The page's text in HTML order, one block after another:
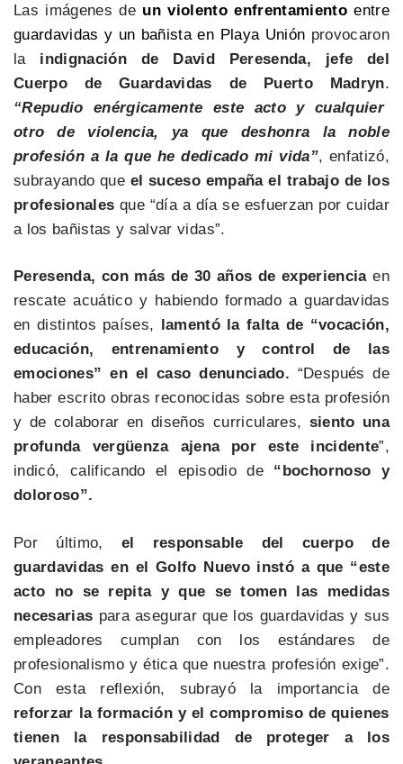
Las imágenes de un violento enfrentamiento entre
guardavidas y un bañista en Playa Unión provocaron
la indignación de David Peresenda, jefe del
Cuerpo de Guardavidas de Puerto Madryn.
“Repudio enérgicamente este acto y cualquier
otro de violencia, ya que deshonra la noble
profesión a la que he dedicado mi vida”, enfatizó,
subrayando que el suceso empaña el trabajo de los
profesionales que “día a día se esfuerzan por cuidar
a los bañistas y salvar vidas”.
Peresenda, con más de 30 años de experienciaen
rescate acuático y habiendo formado a guardavidas
en distintos países, lamentó la falta de “vocación,
educación, entrenamiento y control de las
emociones” en el caso denunciado. “Después de
haber escrito obras reconocidas sobre esta profesión
y de colaborar en diseños curriculares, siento una
profunda vergüenza ajena por este incidente”,
indicó, calificando el episodio de “bochornoso y
doloroso”.
Por último, el responsable del cuerpo de
guardavidas en el Golfo Nuevo instó a que “este
acto no se repita y que se tomen las medidas
necesarias para asegurar que los guardavidas y sus
empleadores cumplan con los estándares de
profesionalismo y ética que nuestra profesión exige”.
Con esta reflexión, subrayó la importancia de
reforzar la formación y el compromiso de quienes
tienen la responsabilidad de proteger a los